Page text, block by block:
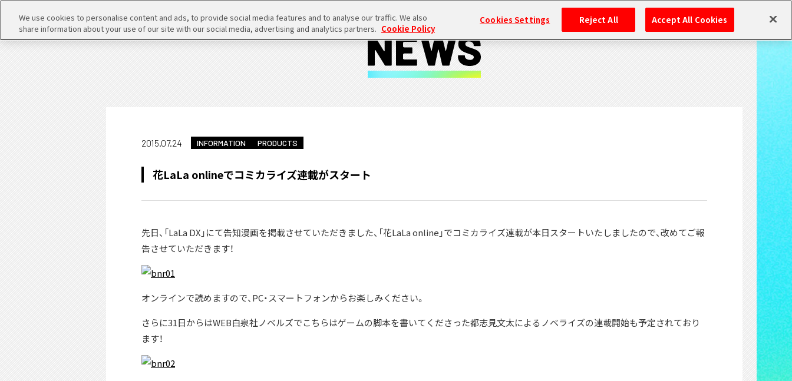
2015.07.24 INFORMATION PRODUCTS
花LaLa onlineでコミカライズ連載がスタート
先日、「LaLa DX」にて告知漫画を掲載させていただきました、「花LaLa online」でコミカライズ連載が本日スタートいたしましたので、改めてご報
告させていただきます！
オンラインで読めますので、PC・スマートフォンからお楽しみください。
さらに31日からはWEB白泉社ノベルズでこちらはゲームの脚本を書いてくださった都志見文太によるノベライズの連載開始も予定されており
ます！
We use cookies to personalise content and ads, to provide social media features and to analyse our traffic. We also
share information about your use of our site with our social media, advertising and analytics partners. Cookie Policy
Cookies Settings Reject All Accept All Cookies